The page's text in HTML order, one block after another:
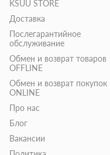
KSUU STORE
Доставка
Послегарантийное
обслуживание
Обмен и возврат товаров
OFFLINE
Обмен и возврат покупок
ONLINE
Про нас
Блог
Вакансии